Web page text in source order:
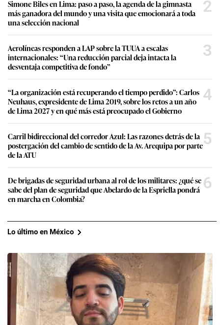
Simone Biles en Lima: paso a paso, la agenda de la gimnasta
más ganadora del mundo y una visita que emocionará a toda
una selección nacional
2
Aerolíneas responden a LAP sobre la TUUA a escalas
internacionales: “Una reducción parcial deja intacta la
desventaja competitiva de fondo”
3
“La organización está recuperando el tiempo perdido”: Carlos
Neuhaus, expresidente de Lima 2019, sobre los retos a un año
de Lima 2027 y en qué más está preocupado el Gobierno
4
Carril bidireccional del corredor Azul: Las razones detrás de la
postergación del cambio de sentido de la Av. Arequipa por parte
de la ATU
5
De brigadas de seguridad urbana al rol de los militares: ¿qué se
sabe del plan de seguridad que Abelardo de la Espriella pondrá
en marcha en Colombia?
6
Lo último en México